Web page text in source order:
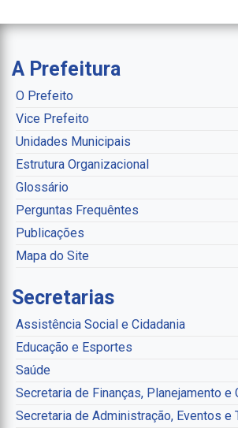
A Prefeitura
O Prefeito
Vice Prefeito
Unidades Municipais
Estrutura Organizacional
Glossário
Perguntas Frequêntes
Publicações
Mapa do Site
Secretarias
Assistência Social e Cidadania
Educação e Esportes
Saúde
Secretaria de Finanças, Planejamento e
Secretaria de Administração, Eventos e